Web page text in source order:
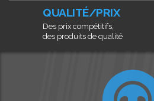
QUALITÉ/PRIX
Des prix compétitifs,
des produits de qualité